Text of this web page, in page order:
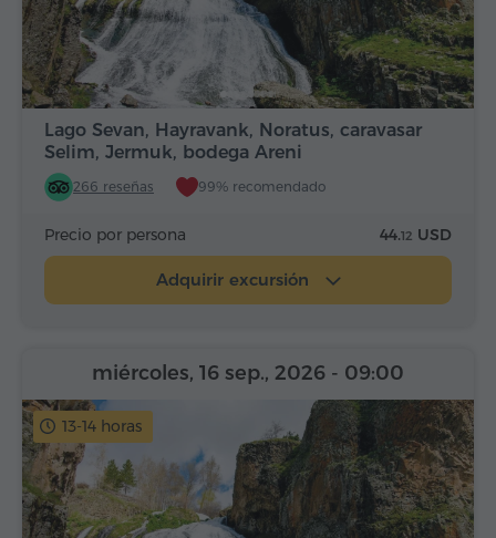
Lago Sevan, Hayravank, Noratus, caravasar
Selim, Jermuk, bodega Areni
266 reseñas 99% recomendado
Precio por persona 44.12 USD
Adquirir excursión
13-14 horas
miércoles, 16 sep., 2026 - 09:00